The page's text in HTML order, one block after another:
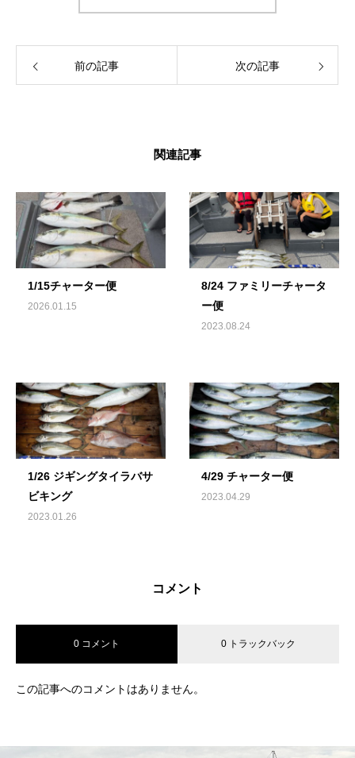
前の記事 次の記事
関連記事
1/15チャーター便
2026.01.15
8/24 ファミリーチャータ
ー便
2023.08.24
1/26 ジギングタイラバサ
ビキング
2023.01.26
4/29 チャーター便
2023.04.29
コメント
0 コメント 0 トラックバック
この記事へのコメントはありません。